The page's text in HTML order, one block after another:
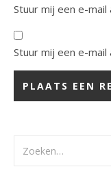
Stuur mij een e-
Stuur mij een e-